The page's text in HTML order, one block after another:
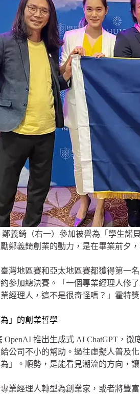
鄭義錡（右一）參加被譽為「學生諾
鄭義錡創業的動力，是在畢業前夕
灣地區賽和亞太地區賽都獲得第一
參加總決賽。「一個專業經理人修
經理人，這不是很奇怪嗎？」霍特
為」的創業哲學
OpenAI 推出生成式 AI ChatGPT，
公司不小的幫助。過往虛擬人普及
為」。順勢，是能看見潮流的方向，
業經理人轉型為創業家，或者將豐